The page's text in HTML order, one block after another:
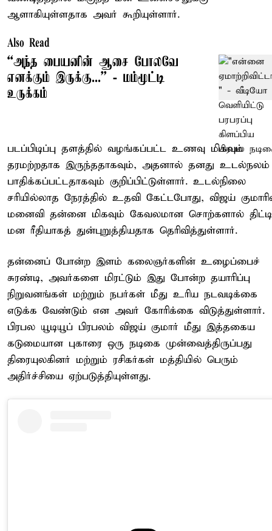
ஆளாகியுள்ளதாக அவர் கூறியுள்ளார்.
Also Read
``அந்த பையனின் ஆசை போலவே
எனக்கும் இருக்கு...'' - மம்மூட்டி
உருக்கம்
படப்பிடிப்பு தளத்தில் வழங்கப்பட்ட உணவு மிகவும்
தரமற்றதாக இருந்ததாகவும், அதனால் தனது உடல்நலம்
பாதிக்கப்பட்டதாகவும் குறிப்பிட்டுள்ளார். உடல்நிலை
சரியில்லாத நேரத்தில் உதவி கேட்டபோது, விஜய்
மனைவி தன்னை மிகவும் கேவலமான சொற்களால்
மன ரீதியாகத் துன்புறுத்தியதாக தெரிவித்துள்ளார்.
தன்னைப் போன்ற இளம் கலைஞர்களின் உழைப்பைச்
சுரண்டி, அவர்களை மிரட்டும் இது போன்ற தயாரிப்பு
நிறுவனங்கள் மற்றும் நபர்கள் மீது உரிய நடவடிக்கை
எடுக்க வேண்டும் என அவர் கோரிக்கை விடுத்துள்ளார்.
பிரபல யூடியூப் பிரபலம் விஜய் குமார் மீது இத்தகைய
கடுமையான புகாரை ஒரு நடிகை முன்வைத்திருப்பது
திரையுலகினர் மற்றும் ரசிகர்கள் மத்தியில் பெரும்
அதிர்ச்சியை ஏற்படுத்தியுள்ளது.